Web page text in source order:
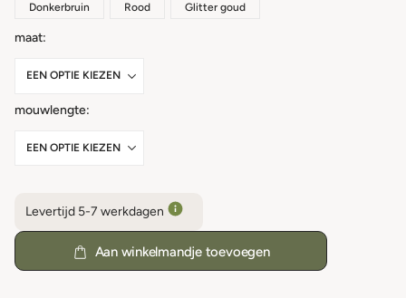
Donkerbruin Rood Glitter goud
maat
mouwlengte
Levertijd 5-7 werkdagen
Aan winkelmandje toevoegen